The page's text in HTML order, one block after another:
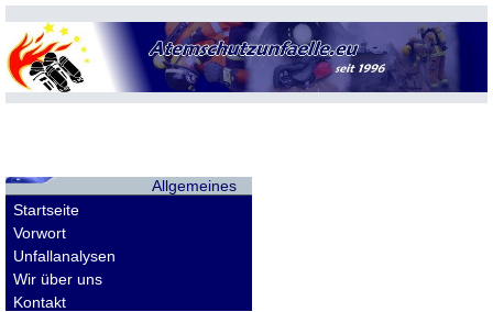
Allgemeines
Startseite
Vorwort
Unfallanalysen
Wir über uns
Kontakt